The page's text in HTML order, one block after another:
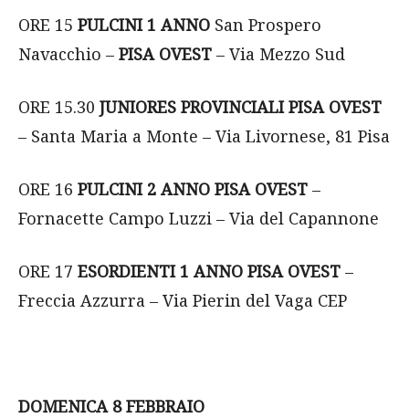
ORE 15 PULCINI 1 ANNO San Prospero
Navacchio – PISA OVEST – Via Mezzo Sud
ORE 15.30 JUNIORES PROVINCIALI PISA OVEST
– Santa Maria a Monte – Via Livornese, 81 Pisa
ORE 16 PULCINI 2 ANNO PISA OVEST –
Fornacette Campo Luzzi – Via del Capannone
ORE 17 ESORDIENTI 1 ANNO PISA OVEST –
Freccia Azzurra – Via Pierin del Vaga CEP
DOMENICA 8 FEBBRAIO